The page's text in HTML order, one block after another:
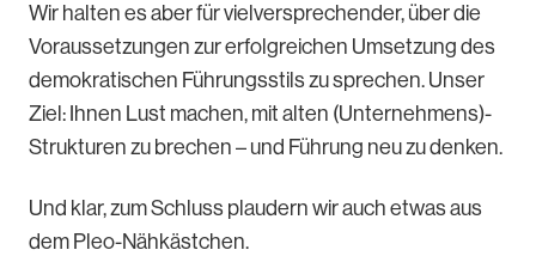
Wir halten es aber für vielversprechender, über die
Voraussetzungen zur erfolgreichen Umsetzung des
demokratischen Führungsstils zu sprechen. Unser
Ziel: Ihnen Lust machen, mit alten (Unternehmens)-
Strukturen zu brechen – und Führung neu zu denken.
Und klar, zum Schluss plaudern wir auch etwas aus
dem Pleo-Nähkästchen.